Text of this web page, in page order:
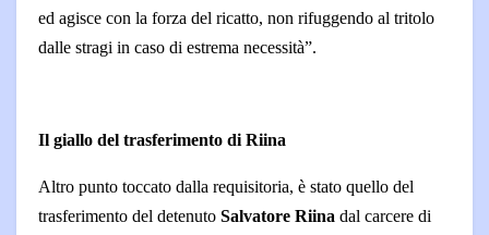
ed agisce con la forza del ricatto, non rifuggendo al tritolo
dalle stragi in caso di estrema necessità”.
Il giallo del trasferimento di Riina
Altro punto toccato dalla requisitoria, è stato quello del
trasferimento del detenuto Salvatore Riina dal carcere di